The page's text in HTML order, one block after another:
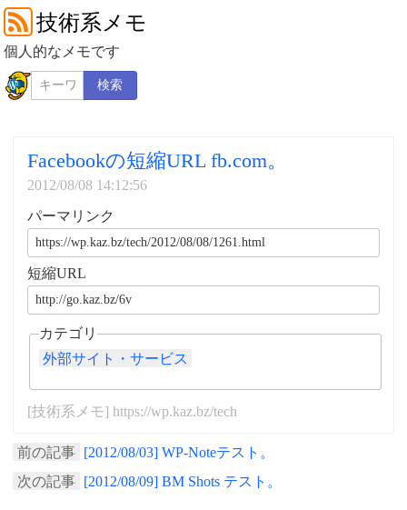
技術系メモ
個人的なメモです
検索
Facebookの短縮URL fb.com。
2012/08/08 14:12:56
パーマリンク
短縮URL
カテゴリ
外部サイト・サービス
[技術系メモ] https://wp.kaz.bz/tech
前の記事
[2012/08/03] WP-Noteテスト。
次の記事
[2012/08/09] BM Shots テスト。